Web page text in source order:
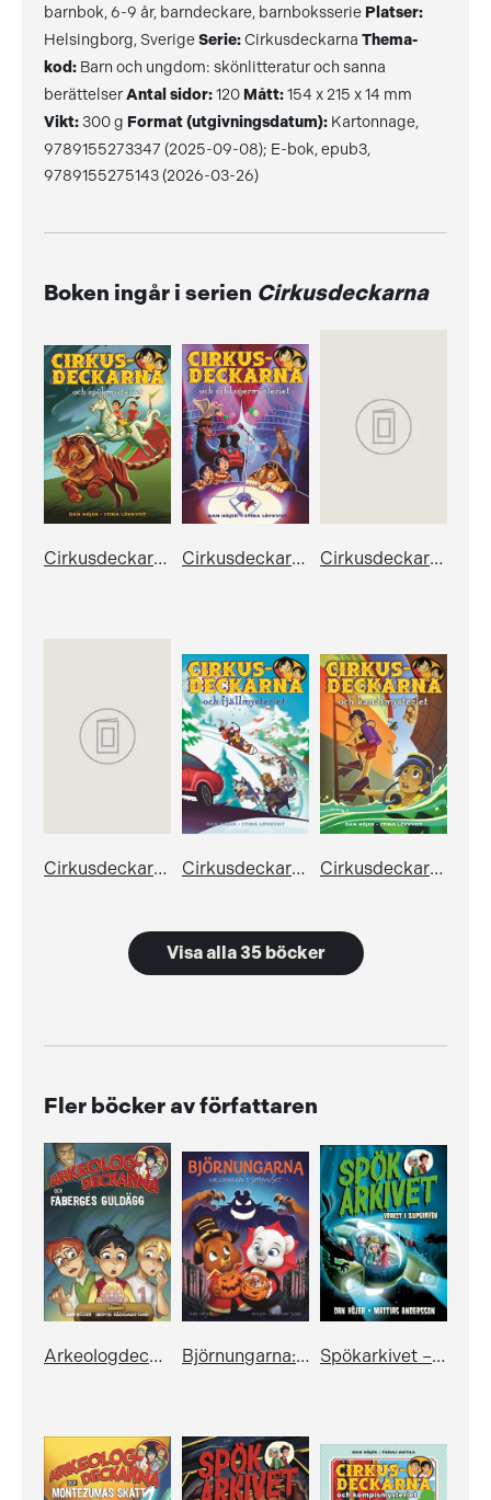
barnbok, 6-9 år, barndeckare, barnboksserie Platser:
Helsingborg, SverigeSerie:Cirkusdeckarna Thema-
kod: Barn och ungdom: skönlitteratur och sanna
berättelserAntal sidor:120 Mått:154 x 215 x 14 mm
Vikt: 300 g Format (utgivningsdatum): Kartonnage,
9789155273347 (2025-09-08); E-bok, epub3,
9789155275143 (2026-03-26)
Boken ingår i serien Cirkusdeckarna
Cirkusdeckarna och spökmysteriet Cirkusdeckarna och schlagermysteriet Cirkusdeckarna och tivolimysteriet
Cirkusdeckarna och medeltidsmysteriet Cirkusdeckarna och fjällmysteriet Cirkusdeckarna och kanalmysteriet
Visa alla 35 böcker
Fler böcker av författaren
Arkeologdeckarna och Fabergés guldägg Björnungarna: Halloween i spökhuset Spökarkivet – Vraket i djupgraven